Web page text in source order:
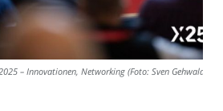
– Innovationen, Networking (Foto: Sven Gehwald)